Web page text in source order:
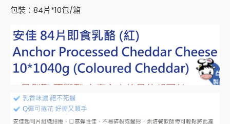
包裝：84片*10包/箱